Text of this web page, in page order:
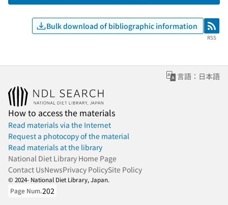
Bulk download of bibliographic information RSS
RSS
言語：日本語
How to access the materials
Read materials via the Internet
Request a photocopy of the material
Read materials at the library
National Diet Library Home Page
Contact UsNewsPrivacy PolicySite Policy
© 2024- National Diet Library, Japan.
Page Num.202